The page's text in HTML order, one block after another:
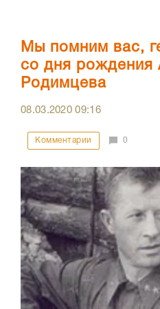
Мы помним вас,
со дня рождения
Родимцева
08.03.202009:16
Комментарии 0